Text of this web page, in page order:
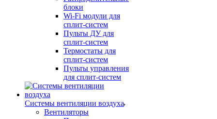
блоки
Wi-Fi модули для
сплит-систем
Пульты ДУ для
сплит-систем
Термостаты для
сплит-систем
Пульты управления
для сплит-систем
Системы вентиляции воздуха
Вентиляторы